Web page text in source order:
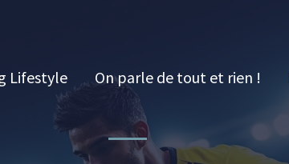
Lifestyle On parle de tout et rien !